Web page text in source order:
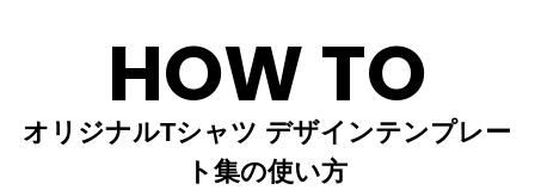
HOW TO
オリジナルTシャツ デザインテンプレー
ト集の使い方